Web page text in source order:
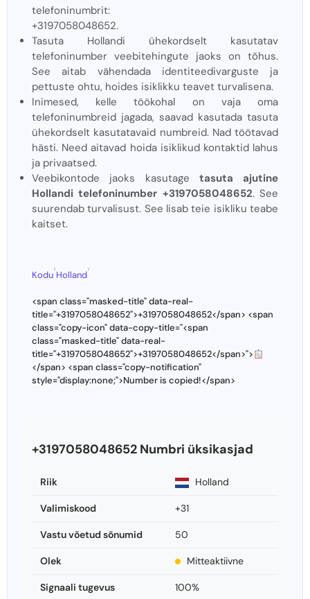
telefoninumbrit:
+3197058048652.
Tasuta Hollandi ühekordselt kasutatav
telefoninumber veebitehingute jaoks on tõhus.
See aitab vähendada identiteedivarguste ja
pettuste ohtu, hoides isiklikku teavet turvalisena.
Inimesed, kelle töökohal on vaja oma
telefoninumbreid jagada, saavad kasutada tasuta
ühekordselt kasutatavaid numbreid. Nad töötavad
hästi. Need aitavad hoida isiklikud kontaktid lahus
ja privaatsed.
Veebikontode jaoks kasutage tasuta ajutine
Hollandi telefoninumber +3197058048652. See
suurendab turvalisust. See lisab teie isikliku teabe
kaitset.
Kodu
›
Holland
›
<span class="masked-title" data-real-
title="+3197058048652">+3197058048652</span> <span
class="copy-icon" data-copy-title="<span
class="masked-title" data-real-
title="+3197058048652">+3197058048652</span>">
</span> <span class="copy-notification"
style="display:none;">Number is copied!</span>
+3197058048652 Numbri üksikasjad
Riik Holland
Valimiskood +31
Vastu võetud sõnumid 50
Olek Mitteaktiivne
Signaali tugevus 100%